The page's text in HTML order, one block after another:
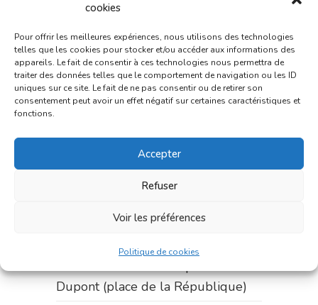
cookies
Pour offrir les meilleures expériences, nous utilisons des technologies
telles que les cookies pour stocker et/ou accéder aux informations des
appareils. Le fait de consentir à ces technologies nous permettra de
traiter des données telles que le comportement de navigation ou les ID
uniques sur ce site. Le fait de ne pas consentir ou de retirer son
consentement peut avoir un effet négatif sur certaines caractéristiques et
fonctions.
Accepter
Refuser
Voir les préférences
Politique de cookies
du 7 au 14 août :pharmacie
Bonnemaire (rue Saint-Jacques)
du 15 au 17 août :pharmacie
Briand)
Le 17 août :pharmacie
Charignon-Dumas (La Fouillade)
du 17 au 21 août :pharmacie
du 21 au 28 août :pharmacie
Dupont (place de la République)